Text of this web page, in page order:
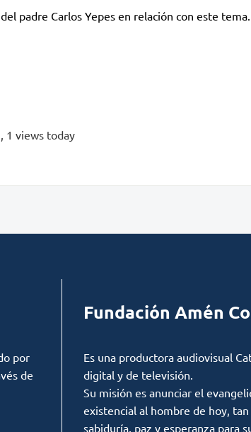
padre Carlos Yepes en relación con este tema.
, 1 views today
por
de
Fundación Amén
Es una productora audiovisual
digital y de televisión.
Su misión es anunciar el
existencial al hombre de hoy,
sabiduría, paz y esperanza para